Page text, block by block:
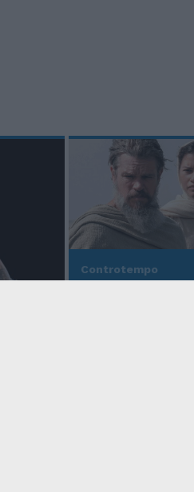
Controtempo